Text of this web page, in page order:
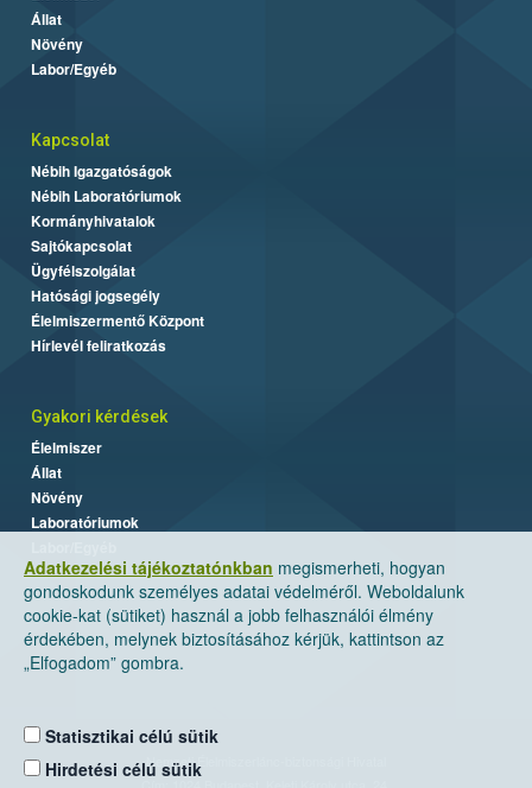
Adatkezelési tájékoztatónkban megismerheti, hogyan
gondoskodunk személyes adatai védelméről. Weboldalunk
cookie-kat (sütiket) használ a jobb felhasználói élmény
érdekében, melynek biztosításához kérjük, kattintson az
„Elfogadom” gombra.
Statisztikai célú sütik
Hirdetési célú sütik
Állat
Növény
Labor/Egyéb
Kapcsolat
Nébih Igazgatóságok
Nébih Laboratóriumok
Kormányhivatalok
Sajtókapcsolat
Ügyfélszolgálat
Hatósági jogsegély
Élelmiszermentő Központ
Hírlevél feliratkozás
Gyakori kérdések
Élelmiszer
Állat
Növény
Laboratóriumok
Nemzeti Élelmiszerlánc-biztonsági Hivatal